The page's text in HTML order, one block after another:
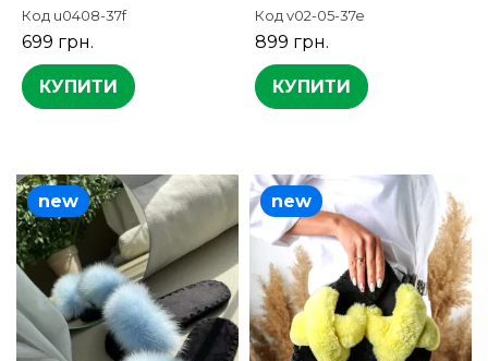
Код u0408-37f
699 грн.
КУПИТИ
Код v02-05-37e
899 грн.
КУПИТИ
new new